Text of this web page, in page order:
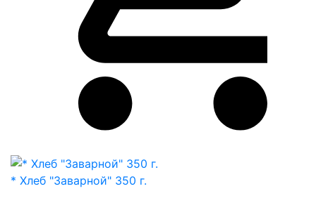
* Хлеб "Заварной" 350 г.